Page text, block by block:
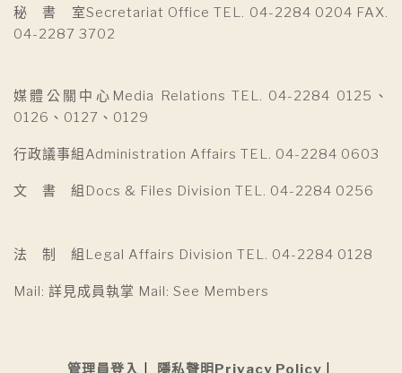
秘 書 室Secretariat Office TEL. 04-2284 0204 FAX.
04-2287 3702
媒體公關中心Media Relations TEL. 04-2284 0125、
0126、0127、0129
行政議事組Administration Affairs TEL. 04-2284 0603
文 書 組Docs & Files Division TEL. 04-2284 0256
法 制 組Legal Affairs Division TEL. 04-2284 0128
Mail: 詳見成員執掌 Mail: See Members
管理員登入 隱私聲明Privacy Policy